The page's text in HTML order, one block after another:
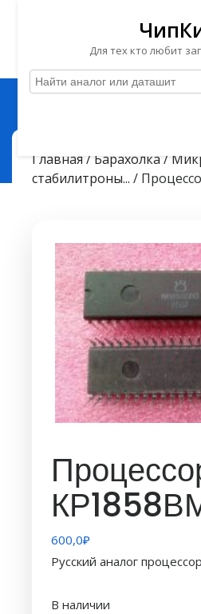
Перейти
содержимому
Для тех кто любит
ЧипКин> > Процессор
Главная/ Барахолка /
стабилитроны... /
600,0₽
Русский аналог
В наличии